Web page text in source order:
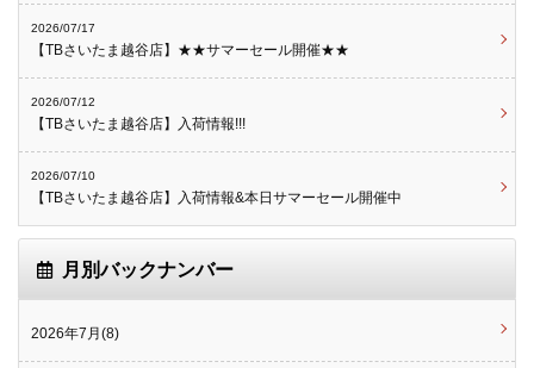
2026/07/17
【TBさいたま越谷店】★★サマーセール開催★★
2026/07/12
【TBさいたま越谷店】入荷情報!!!
2026/07/10
【TBさいたま越谷店】入荷情報&本日サマーセール開催中
月別バックナンバー
2026年7月(8)